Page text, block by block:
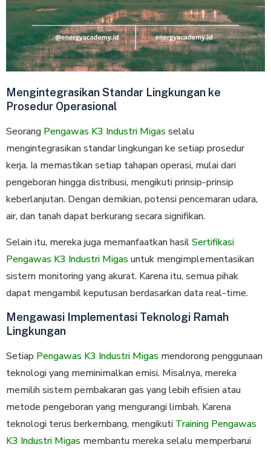
Mengintegrasikan Standar Lingkungan ke
Prosedur Operasional
Seorang Pengawas K3 Industri Migas selalu
mengintegrasikan standar lingkungan ke setiap prosedur
kerja. Ia memastikan setiap tahapan operasi, mulai dari
pengeboran hingga distribusi, mengikuti prinsip-prinsip
keberlanjutan. Dengan demikian, potensi pencemaran udara,
air, dan tanah dapat berkurang secara signifikan.
Selain itu, mereka juga memanfaatkan hasilSertifikasi
Pengawas K3 Industri Migas untuk mengimplementasikan
sistem monitoring yang akurat. Karena itu, semua pihak
dapat mengambil keputusan berdasarkan data real-time.
Mengawasi Implementasi Teknologi Ramah
Lingkungan
Setiap Pengawas K3 Industri Migas mendorong penggunaan
teknologi yang meminimalkan emisi. Misalnya, mereka
memilih sistem pembakaran gas yang lebih efisien atau
metode pengeboran yang mengurangi limbah. Karena
teknologi terus berkembang, mengikuti Training Pengawas
K3 Industri Migas membantu mereka selalu memperbarui